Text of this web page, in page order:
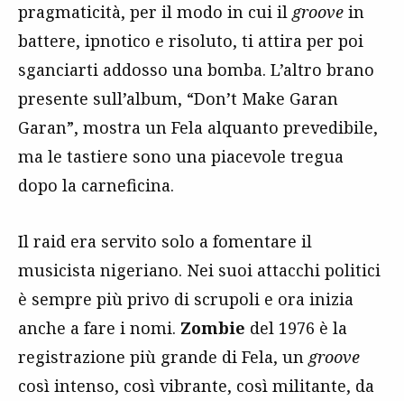
pragmaticità, per il modo in cui il groove in
battere, ipnotico e risoluto, ti attira per poi
sganciarti addosso una bomba. L’altro brano
presente sull’album, “Don’t Make Garan
Garan”, mostra un Fela alquanto prevedibile,
ma le tastiere sono una piacevole tregua
dopo la carneficina.
Il raid era servito solo a fomentare il
musicista nigeriano. Nei suoi attacchi politici
è sempre più privo di scrupoli e ora inizia
anche a fare i nomi. Zombie del 1976 è la
registrazione più grande di Fela, un groove
così intenso, così vibrante, così militante, da